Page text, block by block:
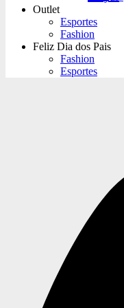
Outlet
Esportes
Fashion
Feliz Dia dos Pais
Fashion
Esportes